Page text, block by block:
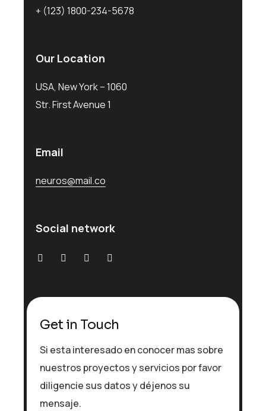
+ (123) 1800-234-5678
Our Location
USA, New York – 1060
Str. First Avenue 1
Email
neuros@mail.co
Social network
Get in Touch
Si esta interesado en conocer mas sobre
nuestros proyectos y servicios por favor
diligencie sus datos y déjenos su
mensaje.